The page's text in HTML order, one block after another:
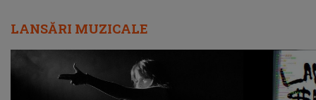
LANSĂRI MUZICALE